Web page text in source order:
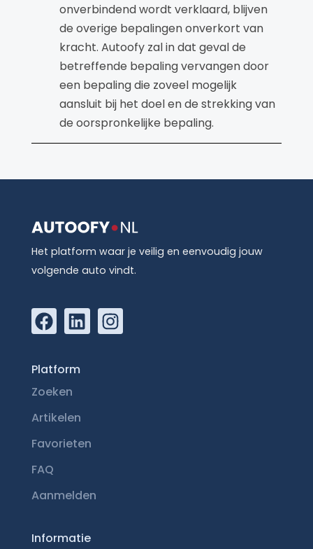
onverbindend wordt verklaard, blijven
de overige bepalingen onverkort van
kracht. Autoofy zal in dat geval de
betreffende bepaling vervangen door
een bepaling die zoveel mogelijk
aansluit bij het doel en de strekking van
de oorspronkelijke bepaling.
Het platform waar je veilig en eenvoudig jouw
volgende auto vindt.
Platform
Zoeken
Artikelen
Favorieten
FAQ
Aanmelden
Informatie